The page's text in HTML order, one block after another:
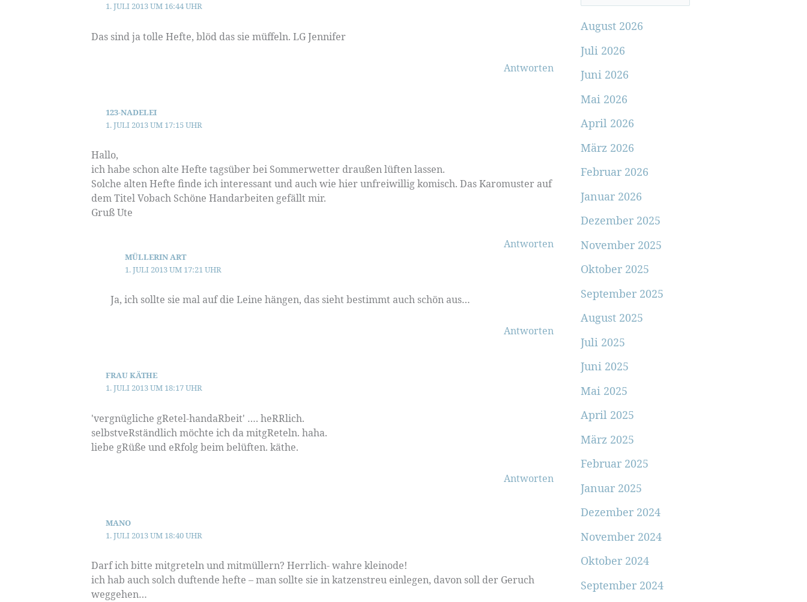
1. JULI 2013 UM 16:44 UHR
Das sind ja tolle Hefte, blöd das sie müffeln. LG Jennifer
Antworten
123-NADELEI
1. JULI 2013 UM 17:15 UHR
Hallo,
ich habe schon alte Hefte tagsüber bei Sommerwetter draußen lüften lassen.
Solche alten Hefte finde ich interessant und auch wie hier unfreiwillig komisch. Das Karomuster auf
dem Titel Vobach Schöne Handarbeiten gefällt mir.
Gruß Ute
Antworten
MÜLLERIN ART
1. JULI 2013 UM 17:21 UHR
Ja, ich sollte sie mal auf die Leine hängen, das sieht bestimmt auch schön aus…
Antworten
FRAU KÄTHE
1. JULI 2013 UM 18:17 UHR
'vergnügliche gRetel-handaRbeit' …. heRRlich.
selbstveRständlich möchte ich da mitgReteln. haha.
liebe gRüße und eRfolg beim belüften. käthe.
Antworten
MANO
1. JULI 2013 UM 18:40 UHR
Darf ich bitte mitgreteln und mitmüllern? Herrlich- wahre kleinode!
ich hab auch solch duftende hefte – man sollte sie in katzenstreu einlegen, davon soll der Geruch
weggehen…
August 2026
Juli 2026
Juni 2026
Mai 2026
April 2026
März 2026
Februar 2026
Januar 2026
Dezember 2025
November 2025
Oktober 2025
September 2025
August 2025
Juli 2025
Juni 2025
Mai 2025
April 2025
März 2025
Februar 2025
Januar 2025
Dezember 2024
November 2024
Oktober 2024
September 2024